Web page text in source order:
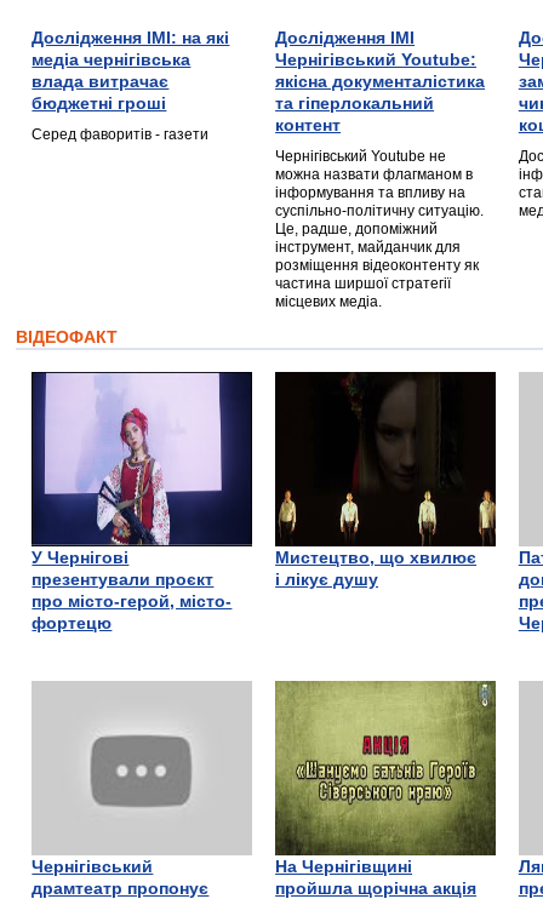
Дослідження ІМІ: на які
медіа чернігівська
влада витрачає
бюджетні гроші
Серед фаворитів - газети
Дослідження ІМІ
Чернігівський Youtube:
якісна документалістика
та гіперлокальний
контент
Чернігівський Youtube не
можна назвати флагманом в
інформування та впливу на
суспільно-політичну ситуацію.
Це, радше, допоміжний
інструмент, майданчик для
розміщення відеоконтенту як
частина ширшої стратегії
місцевих медіа.
ВІДЕОФАКТ
У Чернігові
презентували проєкт
про місто-герой, місто-
фортецю
Мистецтво, що хвилює
і лікує душу
Чернігівський
драмтеатр пропонує
На Чернігівщині
пройшла щорічна акція